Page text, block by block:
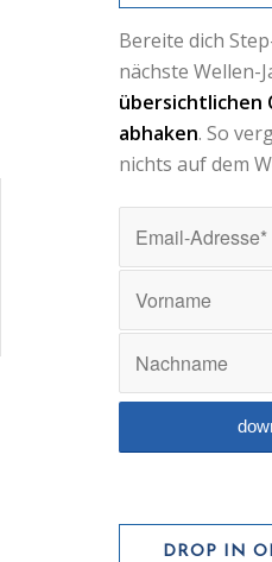
Bereite dich
nächste Wellen-
übersichtlichen
abhaken. So
nichts auf dem
DROP IN